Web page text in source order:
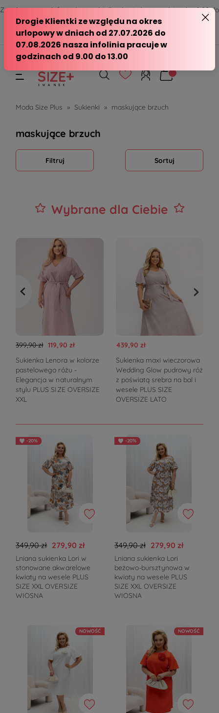
Zamów przez telefon od poniedziałku do piątku w godzinach - 8:00 do
15:00
570 390 351
sklep@modasizeplus.pl
Moda Size Plus » Sukienki » maskujące brzuch
maskujące brzuch
Filtruj Sortuj
Wybrane dla Ciebie
399,90 zł 119,90 zł
Sukienka Lenora w kolorze
pastelowego różu -
Elegancja w naturalnym
stylu PLUS SIZE OVERSIZE
XXL
439,90 zł
Sukienka maxi wieczorowa
Wedding Glow pudrowy róż
z poświatą srebra na bal i
wesele PLUS SIZE
OVERSIZE LATO
-20%
349,90 zł 279,90 zł
Lniana sukienka Lori w
stonowane akwarelowe
kwiaty na wesele PLUS
SIZE XXL OVERSIZE
WIOSNA
-20%
349,90 zł 279,90 zł
Lniana sukienka Lori
beżowo-bursztynowa w
kwiaty na wesele PLUS
SIZE XXL OVERSIZE
WIOSNA
NOWOŚĆ NOWOŚĆ